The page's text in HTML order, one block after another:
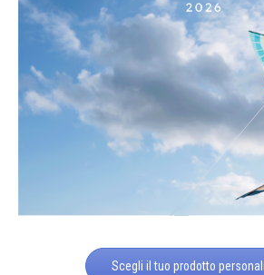
Scegli il tuo prodotto